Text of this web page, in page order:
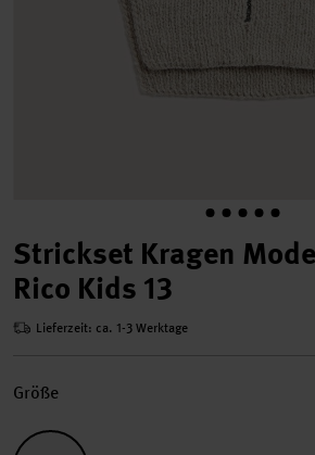
Strickset Kragen
Rico Kids 13
Lieferzeit: ca. 1-3 Werktage
Größe